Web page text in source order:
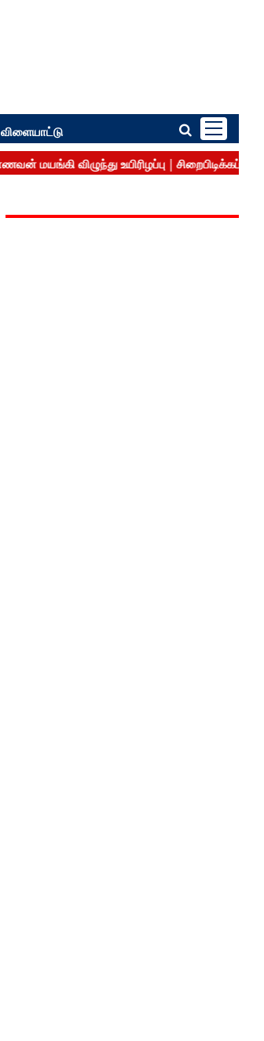
விளையாட்டு